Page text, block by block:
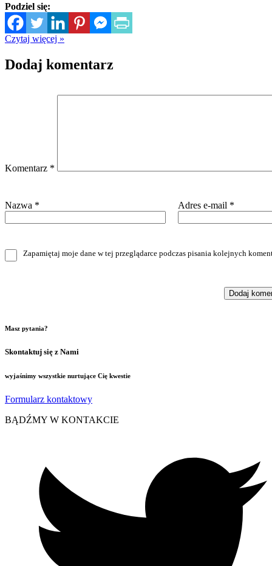
Podziel się:
Czytaj więcej »
Dodaj komentarz
Komentarz *
Nazwa * Adres e-mail *
Zapamiętaj moje dane w tej przeglądarce podczas pisania kolejnych
Masz pytania?
Skontaktuj się z Nami
wyjaśnimy wszystkie nurtujące Cię kwestie
Formularz kontaktowy
BĄDŹMY W KONTAKCIE